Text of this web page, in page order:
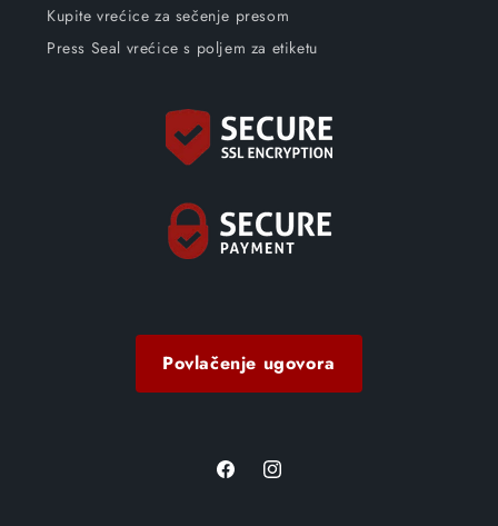
Kupite vrećice za sečenje presom
Press Seal vrećice s poljem za etiketu
Povlačenje ugovora
FacebookInstagram